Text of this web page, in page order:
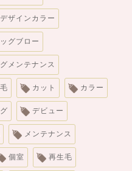
ザインカラー
グブロー
メンテナンス
カット カラー
デビュー
メンテナンス
個室 再生毛